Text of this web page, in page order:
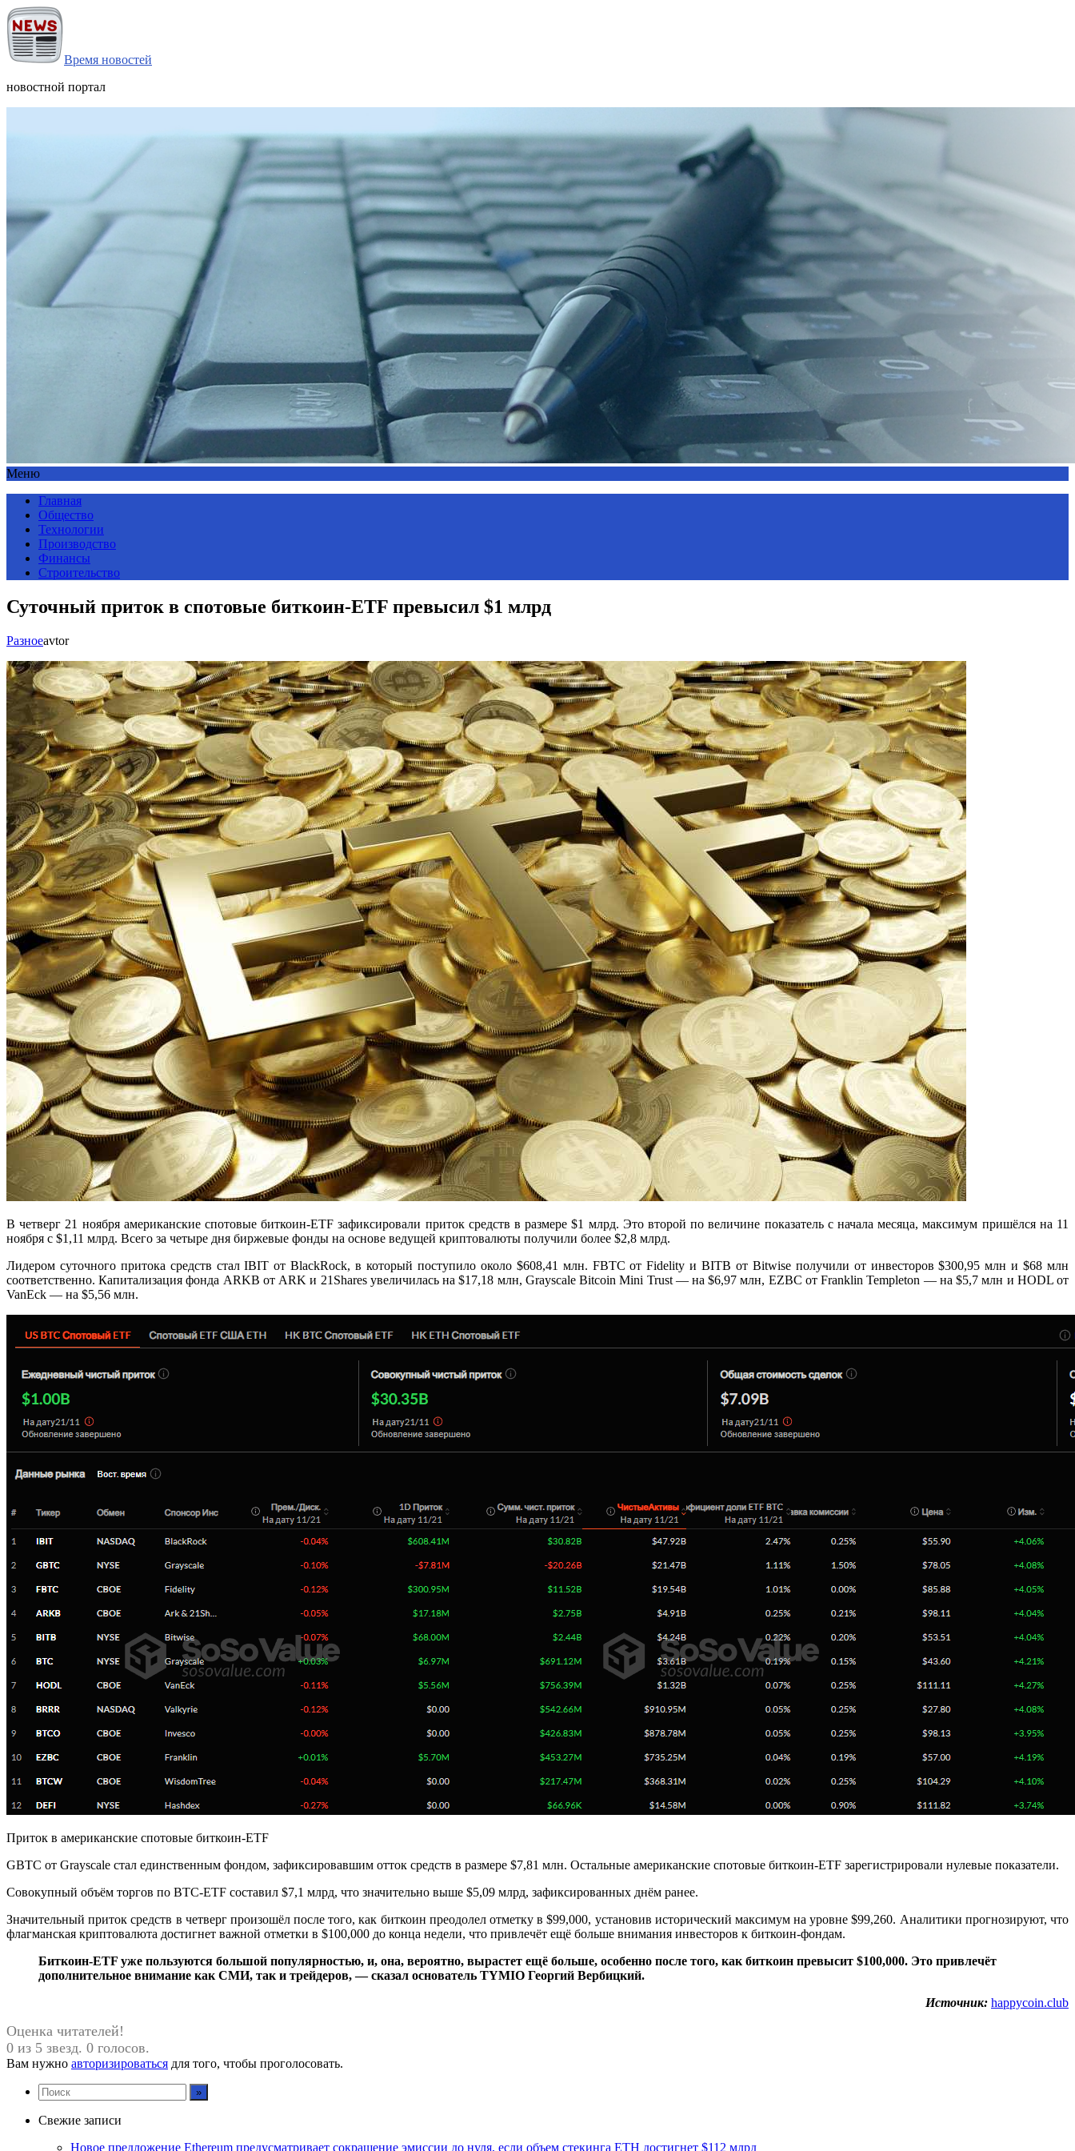
Время новостей
новостной портал
Меню
Главная
Общество
Технологии
Производство
Финансы
Строительство
Суточный приток в спотовые биткоин-ETF превысил $1 млрд
Разноеavtor
В четверг 21 ноября американские спотовые биткоин-ETF зафиксировали приток средств в размере $1 млрд. Это второй по величине показатель с начала месяца, максимум пришёлся на 11
ноября с $1,11 млрд. Всего за четыре дня биржевые фонды на основе ведущей криптовалюты получили более $2,8 млрд.
Лидером суточного притока средств стал IBIT от BlackRock, в который поступило около $608,41 млн. FBTC от Fidelity и BITB от Bitwise получили от инвесторов $300,95 млн и $68 млн
соответственно. Капитализация фонда ARKB от ARK и 21Shares увеличилась на $17,18 млн, Grayscale Bitcoin Mini Trust — на $6,97 млн, EZBC от Franklin Templeton — на $5,7 млн и HODL от
VanEck — на $5,56 млн.
Приток в американские спотовые биткоин-ETF
GBTC от Grayscale стал единственным фондом, зафиксировавшим отток средств в размере $7,81 млн. Остальные американские спотовые биткоин-ETF зарегистрировали нулевые показатели.
Совокупный объём торгов по BTC-ETF составил $7,1 млрд, что значительно выше $5,09 млрд, зафиксированных днём ранее.
Значительный приток средств в четверг произошёл после того, как биткоин преодолел отметку в $99,000, установив исторический максимум на уровне $99,260. Аналитики прогнозируют, что
флагманская криптовалюта достигнет важной отметки в $100,000 до конца недели, что привлечёт ещё больше внимания инвесторов к биткоин-фондам.
Биткоин-ETF уже пользуются большой популярностью, и, она, вероятно, вырастет ещё больше, особенно после того, как биткоин превысит $100,000. Это привлечёт
дополнительное внимание как СМИ, так и трейдеров, — сказал основатель TYMIO Георгий Вербицкий.
Источник: happycoin.club
Оценка читателей!
0 из 5 звезд. 0 голосов.
Вам нужно авторизироваться для того, чтобы проголосовать.
Свежие записи
Новое предложение Ethereum предусматривает сокращение эмиссии до нуля, если объем стекинга ETH достигнет $112 млрд